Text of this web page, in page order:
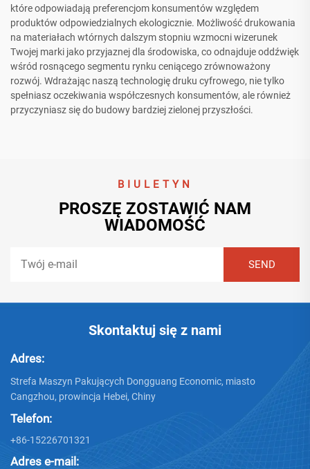
które odpowiadają preferencjom konsumentów względem
produktów odpowiedzialnych ekologicznie. Możliwość drukowania
na materiałach wtórnych dalszym stopniu wzmocni wizerunek
Twojej marki jako przyjaznej dla środowiska, co odnajduje oddźwięk
wśród rosnącego segmentu rynku ceniącego zrównoważony
rozwój. Wdrażając naszą technologię druku cyfrowego, nie tylko
spełniasz oczekiwania współczesnych konsumentów, ale również
przyczyniasz się do budowy bardziej zielonej przyszłości.
BIULETYN
PROSZĘ ZOSTAWIĆ NAM
WIADOMOŚĆ
Skontaktuj się z nami
Adres:
Strefa Maszyn Pakujących Dongguang Economic, miasto
Cangzhou, prowincja Hebei, Chiny
Telefon:
+86-15226701321
Adres e-mail: